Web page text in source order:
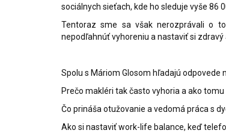
sociálnych sieťach, kde ho sleduje vyše 86
Tentoraz sme sa však nerozprávali o
nepodľahnúť vyhoreniu a nastaviť si zdravý
Spolu s Máriom Glosom hľadajú odpovede
Prečo makléri tak často vyhoria a ako tomu
Čo prináša otužovanie a vedomá práca s
Ako si nastaviť work-life balance, keď